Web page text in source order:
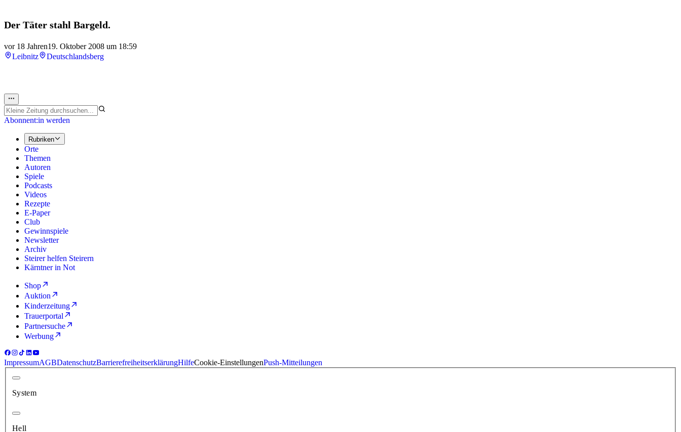
Der Täter stahl Bargeld.
vor 18 Jahren19. Oktober 2008 um 18:59
Leibnitz
Deutschlandsberg
Abonnent:in werden
Rubriken
Orte
Themen
Autoren
Spiele
Podcasts
Videos
Rezepte
E-Paper
Club
Gewinnspiele
Newsletter
Archiv
Steirer helfen Steirern
Kärntner in Not
Shop
Auktion
Kinderzeitung
Trauerportal
Partnersuche
Werbung
ImpressumAGBDatenschutzBarrierefreiheitserklärungHilfeCookie-EinstellungenPush-Mitteilungen
System
Hell